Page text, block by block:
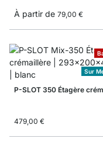
À partir de 79,00 €
Sur
P-SLOT 350 Étagère
479,00 €